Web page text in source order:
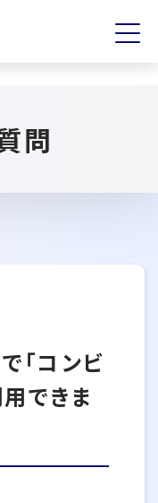
問
「コンビ
できま